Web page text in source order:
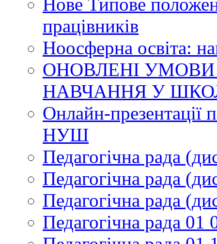
працівників
Ноосферна освіта:
ОНОВЛЕНІ
НАВЧАННЯ У
Онлайн-презентації
НУШ
Педагогічна рада
Педагогічна рада
Педагогічна рада
Педагогічна рада 01